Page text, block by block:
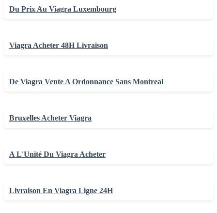
Du Prix Au Viagra Luxembourg
Viagra Acheter 48H Livraison
De Viagra Vente A Ordonnance Sans Montreal
Bruxelles Acheter Viagra
A L'Unité Du Viagra Acheter
Livraison En Viagra Ligne 24H